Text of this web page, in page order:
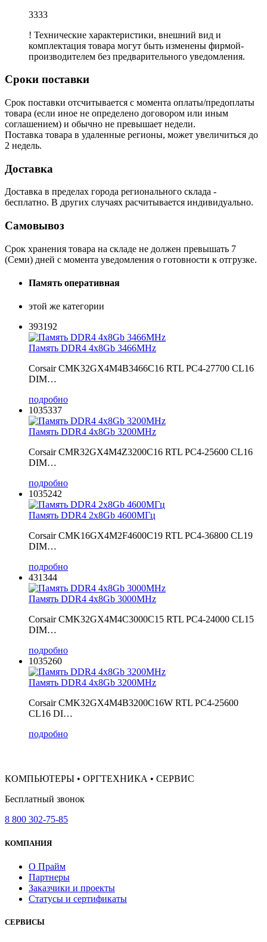
3333
! Технические характеристики, внешний вид и
комплектация товара могут быть изменены фирмой-
производителем без предварительного уведомления.
Сроки поставки
Срок поставки отсчитывается с момента оплаты/предоплаты
товара (если иное не определено договором или иным
соглашением) и обычно не превышает недели.
Поставка товара в удаленные регионы, может увеличиться до
2 недель.
Доставка
Доставка в пределах города регионального склада -
бесплатно. В других случаях расчитывается индивидуально.
Самовывоз
Срок хранения товара на складе не должен превышать 7
(Семи) дней с момента уведомления о готовности к отгрузке.
Память оперативная
этой же категории
393192
Память DDR4 4x8Gb 3466MHz
Corsair CMK32GX4M4B3466C16 RTL PC4-27700 CL16
DIM…
подробно
1035337
Память DDR4 4x8Gb 3200MHz
Corsair CMR32GX4M4Z3200C16 RTL PC4-25600 CL16
DIM…
подробно
1035242
Память DDR4 2x8Gb 4600МГц
Corsair CMK16GX4M2F4600C19 RTL PC4-36800 CL19
DIM…
подробно
431344
Память DDR4 4x8Gb 3000MHz
Corsair CMK32GX4M4C3000C15 RTL PC4-24000 CL15
DIM…
подробно
1035260
Память DDR4 4x8Gb 3200MHz
Corsair CMK32GX4M4B3200C16W RTL PC4-25600
CL16 DI…
подробно
КОМПЬЮТЕРЫ • ОРГТЕХНИКА • СЕРВИС
Бесплатный звонок
8 800 302-75-85
КОМПАНИЯ
О Прайм
Партнеры
Заказчики и проекты
Статусы и сертификаты
СЕРВИСЫ